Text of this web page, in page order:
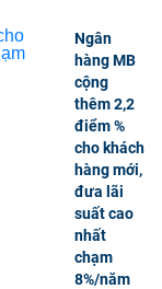
Ngân
hàng MB
cộng
thêm 2,2
điểm %
cho khách
hàng mới,
đưa lãi
suất cao
nhất
chạm
8%/năm